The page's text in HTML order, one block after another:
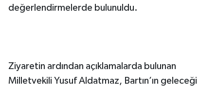
değerlendirmelerde bulunuldu.
Ziyaretin ardından açıklamalarda bulunan
Milletvekili Yusuf Aldatmaz, Bartın’ın geleceği